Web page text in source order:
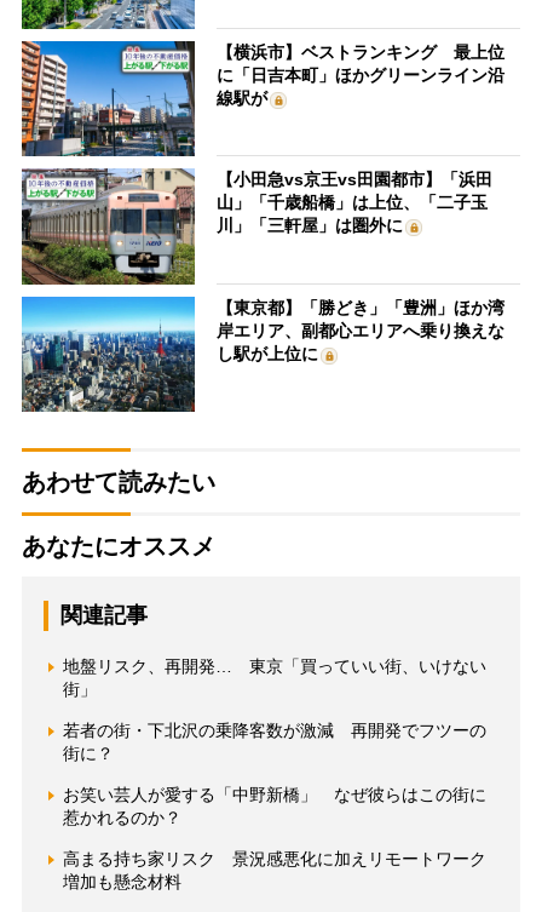
【横浜市】ベストランキング 最上位
に「日吉本町」ほかグリーンライン沿
線駅が
【小田急vs京王vs田園都市】「浜田
山」「千歳船橋」は上位、「二子玉
川」「三軒屋」は圏外に
【東京都】「勝どき」「豊洲」ほか湾
岸エリア、副都心エリアへ乗り換えな
し駅が上位に
あわせて読みたい
あなたにオススメ
関連記事
地盤リスク、再開発… 東京「買っていい街、いけない
街」
若者の街・下北沢の乗降客数が激減 再開発でフツーの
街に？
お笑い芸人が愛する「中野新橋」 なぜ彼らはこの街に
惹かれるのか？
高まる持ち家リスク 景況感悪化に加えリモートワーク
増加も懸念材料